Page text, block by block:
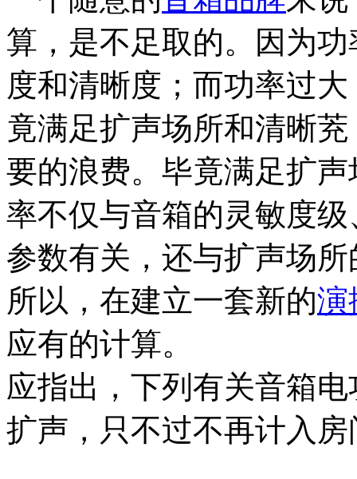
算，是不足取的。因为
度和清晰度；而功率过
竟满足扩声场所和清晰
要的浪费。毕竟满足扩
率不仅与音箱的灵敏度
参数有关，还与扩声场
所以，在建立一套新的演
应有的计算。
应指出，下列有关音箱
扩声，只不过不再计入